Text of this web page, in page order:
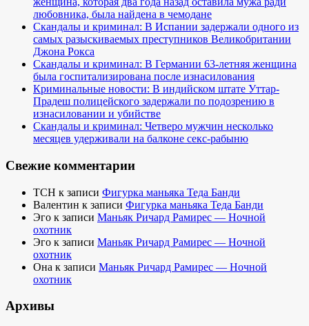
любовника, была найдена в чемодане
Скандалы и криминал: В Испании задержали одного из
самых разыскиваемых преступников Великобритании
Джона Рокса
Скандалы и криминал: В Германии 63-летняя женщина
была госпитализирована после изнасилования
Криминальные новости: В индийском штате Уттар-
Прадеш полицейского задержали по подозрению в
изнасиловании и убийстве
Скандалы и криминал: Четверо мужчин несколько
месяцев удерживали на балконе секс-рабыню
Свежие комментарии
TCH к записи Фигурка маньяка Теда Банди
Валентин к записи Фигурка маньяка Теда Банди
Эго к записи Маньяк Ричард Рамирес — Ночной
охотник
Эго к записи Маньяк Ричард Рамирес — Ночной
охотник
Она к записи Маньяк Ричард Рамирес — Ночной
охотник
Архивы